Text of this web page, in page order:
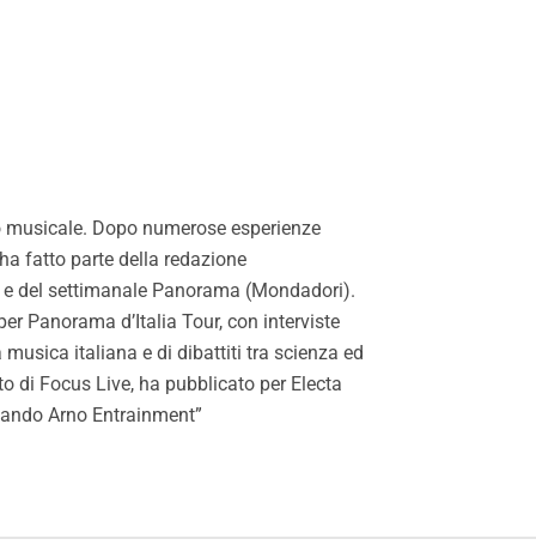
Dopo numerose esperienze
fatto parte della redazione
del settimanale Panorama (Mondadori).
Panorama d’Italia Tour, con interviste
musica italiana e di dibattiti tra scienza ed
di Focus Live, ha pubblicato per Electa
Arno Entrainment”